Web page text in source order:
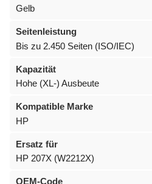
Gelb
Seitenleistung
Bis zu 2.450 Seiten (ISO/IEC)
Kapazität
Hohe (XL-) Ausbeute
Kompatible Marke
HP
Ersatz für
HP 207X (W2212X)
OEM-Code